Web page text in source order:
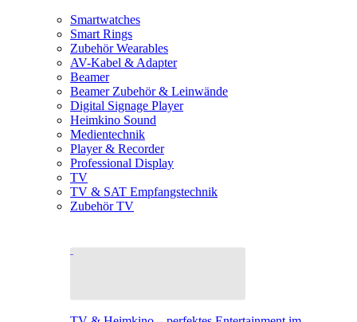
Smartwatches
Smart Rings
Zubehör Wearables
AV-Kabel & Adapter
Beamer
Beamer Zubehör & Leinwände
Digital Signage Player
Heimkino Sound
Medientechnik
Player & Recorder
Professional Display
TV
TV & SAT Empfangstechnik
Zubehör TV